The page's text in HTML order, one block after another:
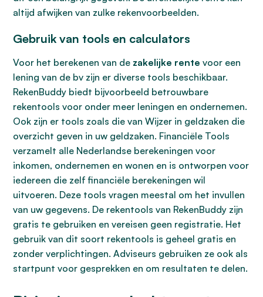
altijd afwijken van zulke rekenvoorbeelden.
Gebruik van tools en calculators
Voor het berekenen van de zakelijke rente voor een
lening van de bv zijn er diverse tools beschikbaar.
RekenBuddy biedt bijvoorbeeld betrouwbare
rekentools voor onder meer leningen en ondernemen.
Ook zijn er tools zoals die van Wijzer in geldzaken die
overzicht geven in uw geldzaken. Financiële Tools
verzamelt alle Nederlandse berekeningen voor
inkomen, ondernemen en wonen en is ontworpen voor
iedereen die zelf financiële berekeningen wil
uitvoeren. Deze tools vragen meestal om het invullen
van uw gegevens. De rekentools van RekenBuddy zijn
gratis te gebruiken en vereisen geen registratie. Het
gebruik van dit soort rekentools is geheel gratis en
zonder verplichtingen. Adviseurs gebruiken ze ook als
startpunt voor gesprekken en om resultaten te delen.